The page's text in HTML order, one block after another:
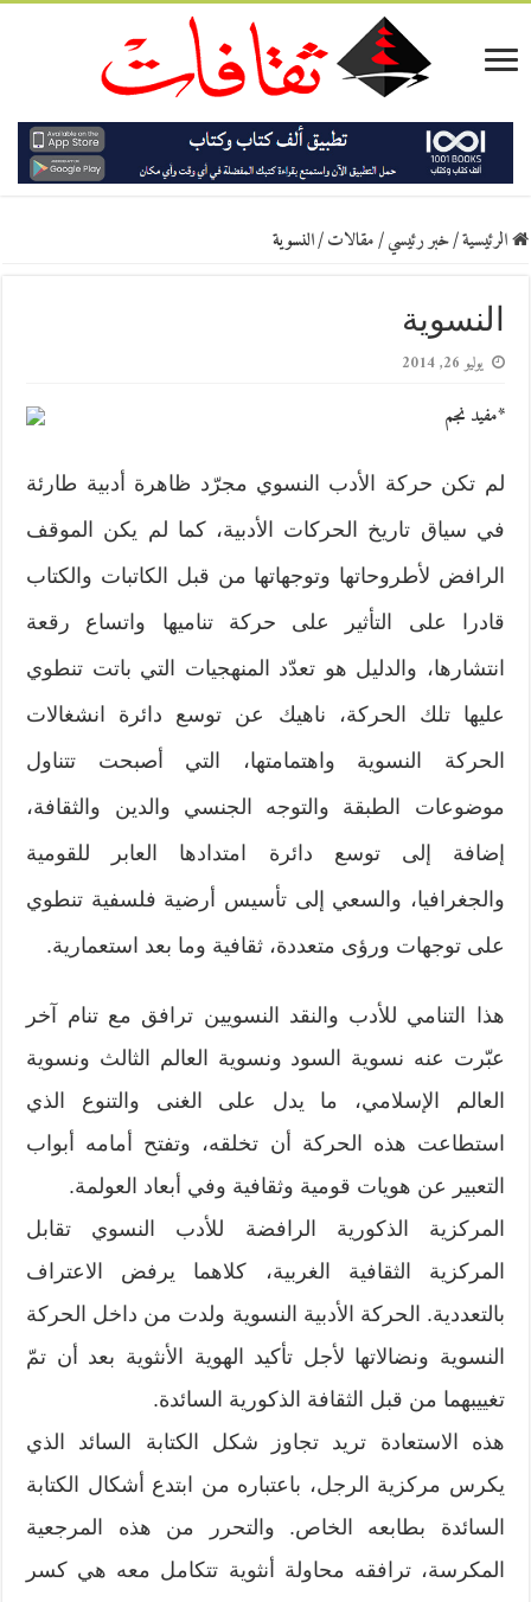
الرئيسية/خبر رئيسي/مقالات/النسوية
النسوية
يوليو 26, 2014
*مفيد نجم
لم تكن حركة الأدب النسوي مجرّد ظاهرة أدبية طارئة
في سياق تاريخ الحركات الأدبية، كما لم يكن الموقف
الرافض لأطروحاتها وتوجهاتها من قبل الكاتبات والكتاب
قادرا على التأثير على حركة تناميها واتساع رقعة
انتشارها، والدليل هو تعدّد المنهجيات التي باتت تنطوي
عليها تلك الحركة، ناهيك عن توسع دائرة انشغالات
الحركة النسوية واهتمامتها، التي أصبحت تتناول
موضوعات الطبقة والتوجه الجنسي والدين والثقافة،
إضافة إلى توسع دائرة امتدادها العابر للقومية
والجغرافيا، والسعي إلى تأسيس أرضية فلسفية تنطوي
على توجهات ورؤى متعددة، ثقافية وما بعد استعمارية.
هذا التنامي للأدب والنقد النسويين ترافق مع تنام آخر
عبّرت عنه نسوية السود ونسوية العالم الثالث ونسوية
العالم الإسلامي، ما يدل على الغنى والتنوع الذي
استطاعت هذه الحركة أن تخلقه، وتفتح أمامه أبواب
التعبير عن هويات قومية وثقافية وفي أبعاد العولمة.
المركزية الذكورية الرافضة للأدب النسوي تقابل
المركزية الثقافية الغربية، كلاهما يرفض الاعتراف
بالتعددية. الحركة الأدبية النسوية ولدت من داخل الحركة
النسوية ونضالاتها لأجل تأكيد الهوية الأنثوية بعد أن تمّ
تغييبهما من قبل الثقافة الذكورية السائدة.
هذه الاستعادة تريد تجاوز شكل الكتابة السائد الذي
يكرس مركزية الرجل، باعتباره من ابتدع أشكال الكتابة
السائدة بطابعه الخاص. والتحرر من هذه المرجعية
المكرسة، ترافقه محاولة أنثوية تتكامل معه هي كسر